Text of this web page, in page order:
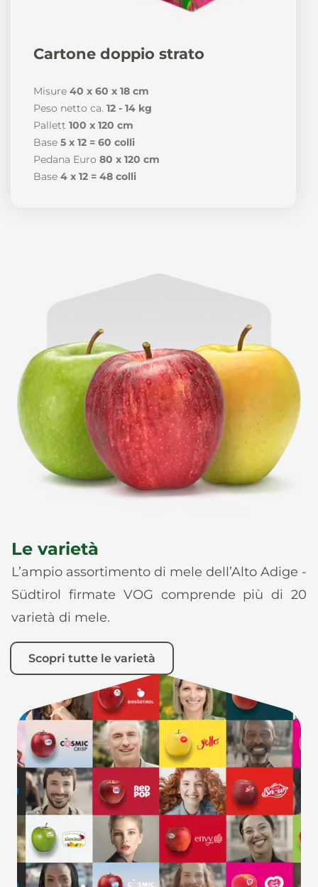
Cartone doppio strato
Misure 40 x 60 x 18 cm
Peso netto ca. 12 - 14 kg
Pallett 100 x 120 cm
Base 5 x 12 = 60 colli
Pedana Euro 80 x 120 cm
Base 4 x 12 = 48 colli
Le varietà
L’ampio assortimento di mele dell’Alto Adige -
Südtirol firmate VOG comprende più di 20
varietà di mele.
Scopri tutte le varietà